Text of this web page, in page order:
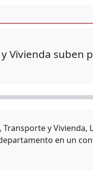
Vivienda suben
y Vivienda,
en un